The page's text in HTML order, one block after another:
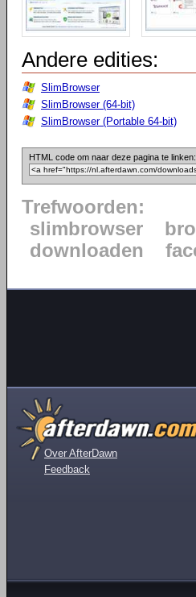
Andere edities:
SlimBrowser
SlimBrowser (64-bit)
SlimBrowser (Portable 64-bit)
HTML code om naar deze pagina te linken:
Trefwoorden:
slimbrowser
downloaden
Over AfterDawn
Feedback